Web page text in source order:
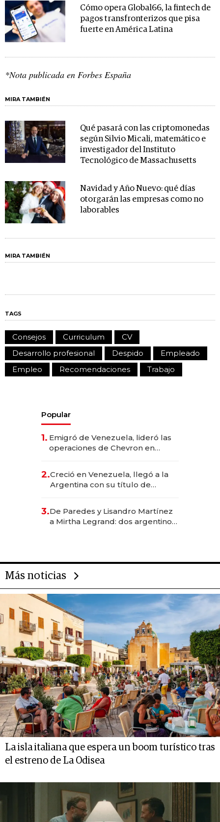
Cómo opera Global66, la fintech de
pagos transfronterizos que pisa
fuerte en América Latina
*Nota publicada en Forbes España
MIRA TAMBIÉN
Qué pasará con las criptomonedas
según Silvio Micali, matemático e
investigador del Instituto
Tecnológico de Massachusetts
Navidad y Año Nuevo: qué días
otorgarán las empresas como no
laborables
MIRA TAMBIÉN
TAGS
Consejos Curriculum
CV
Desarrollo profesional
Despido
Empleado
Empleo
Recomendaciones Trabajo
Popular
1. Emigró de Venezuela, lideró las
operaciones de Chevron en
2.Creció en Venezuela, llegó a la
Argentina con su título de
las marcas "fast premium"
3.De Paredes y Lisandro Martínez
a Mirtha Legrand: dos argentinos
Más noticias
La isla italiana que espera un boom turístico tras
el estreno de La Odisea